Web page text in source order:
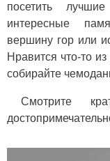
посетить
интересные
вершину гор или
Нравится что-то
собирайте
Смотрите